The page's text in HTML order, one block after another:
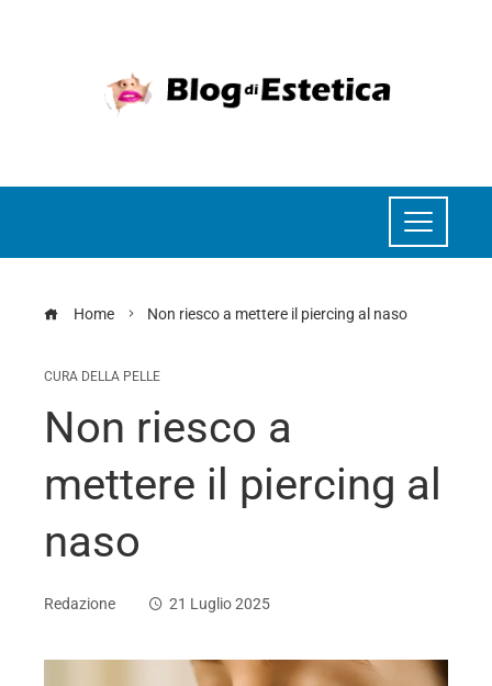
Home Non riesco a mettere il piercing al naso
CURA DELLA PELLE
Non riesco a
mettere il piercing al
naso
Redazione 21 Luglio 2025